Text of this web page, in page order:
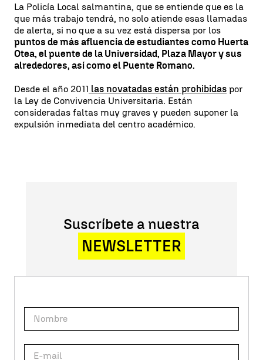
La Policía Local salmantina, que se entiende que es la
que más trabajo tendrá, no solo atiende esas llamadas
de alerta, si no que a su vez está dispersa por los
puntos de más afluencia de estudiantes como Huerta
Otea, el puente de la Universidad, Plaza Mayor y sus
alrededores, así como el Puente Romano.
Desde el año 2011 las novatadas están prohibidas por
la Ley de Convivencia Universitaria. Están
consideradas faltas muy graves y pueden suponer la
expulsión inmediata del centro académico.
Suscríbete a nuestra
NEWSLETTER